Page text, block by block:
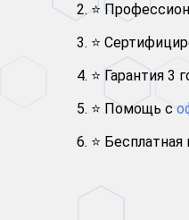
⭐
⭐
⭐ Гарантия 3
⭐ Помощь с
⭐